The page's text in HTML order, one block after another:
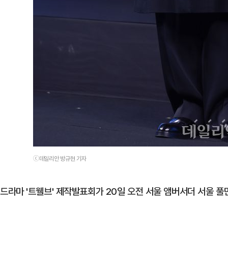
ⓒ데일리안 방규현 기자
드라마 '트웰브' 제작발표회가 20일 오전 서울 앰버서더 서울 풀